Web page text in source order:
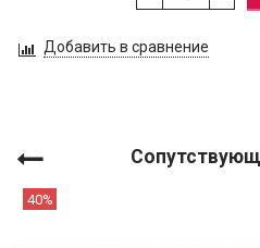
Добавить в сравнение
40%